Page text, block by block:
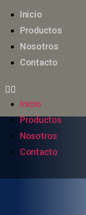
Inicio
Productos
Nosotros
Contacto
Inicio
Productos
Nosotros
Contacto